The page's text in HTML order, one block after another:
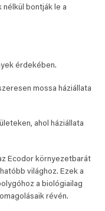
bontják le a
érdekében.
mossa háziállata
ahol háziállata
Ecodor környezetbarát
világhoz. Ezek a
a biológiailag
révén.